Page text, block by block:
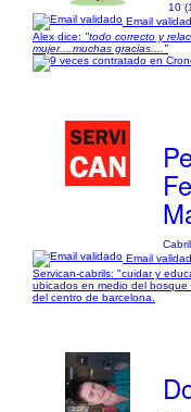
10
Email
Alex dice: "todo correcto y
mujer....muchas gracias...."
Email
Servican-cabrils: "cuidar y
ubicados en medio del
del centro de barcelona.